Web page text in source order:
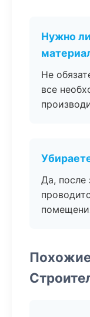
Нужно
Не
все
Да, после